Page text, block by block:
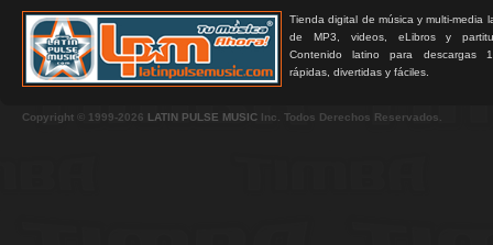
Tienda digital de música y multi-media
de MP3, videos, eLibros y
Contenido latino para descargas
rápidas, divertidas y fáciles.
Copyright © 1999-2026 LATIN PULSE MUSIC Inc. Todos Derechos Reservados.